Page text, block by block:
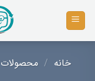
خانه / محصولات